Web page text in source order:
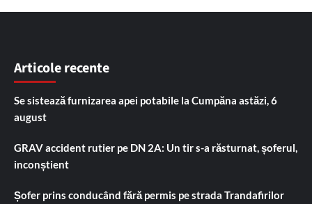
Articole recente
Se sistează furnizarea apei potabile la Cumpăna astăzi, 6
august
GRAV accident rutier pe DN 2A: Un tir s-a răsturnat, șoferul,
inconștient
Șofer prins conducând fără permis pe strada Trandafirilor